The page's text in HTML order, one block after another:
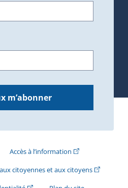
m’abonner
externe s'ouvrira dans une
Accès à l’information(Cet hyperlien
citoyennes et aux citoyens(Cet